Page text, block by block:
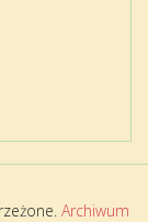
Archiwum